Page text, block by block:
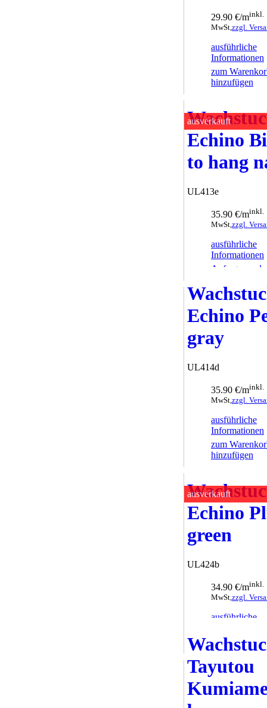
29.90 €/minkl.
MwSt, zzgl.
ausführliche
Informationen
zum
hinzufügen
ausverkauft
Echino
to hang
UL413e
35.90 €/minkl.
MwSt, zzgl.
ausführliche
Informationen
Anfrage
Echino
gray
UL414d
35.90 €/minkl.
MwSt, zzgl.
ausführliche
Informationen
zum
hinzufügen
ausverkauft
Echino
green
UL424b
34.90 €/minkl.
MwSt, zzgl.
ausführliche
Anfrage
Tayutou